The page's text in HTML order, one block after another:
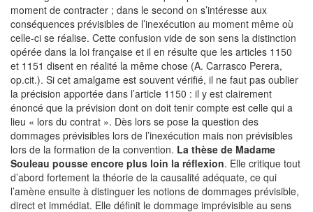
moment de contracter ; dans le second on s’intéresse aux
conséquences prévisibles de l’inexécution au moment même où
celle-ci se réalise. Cette confusion vide de son sens la distinction
opérée dans la loi française et il en résulte que les articles 1150
et 1151 disent en réalité la même chose (A. Carrasco Perera,
op.cit.). Si cet amalgame est souvent vérifié, il ne faut pas oublier
la précision apportée dans l’article 1150 : il y est clairement
énoncé que la prévision dont on doit tenir compte est celle qui a
lieu « lors du contrat ». Dès lors se pose la question des
dommages prévisibles lors de l’inexécution mais non prévisibles
lors de la formation de la convention. La thèse de Madame
Souleau pousse encore plus loin la réflexion. Elle critique tout
d’abord fortement la théorie de la causalité adéquate, ce qui
l’amène ensuite à distinguer les notions de dommages prévisible,
direct et immédiat. Elle définit le dommage imprévisible au sens